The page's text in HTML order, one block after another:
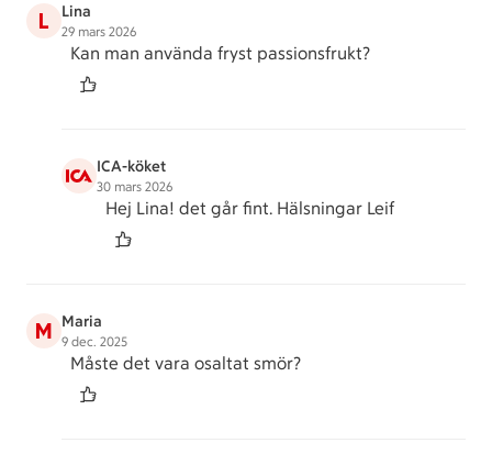
L Lina
29 mars 2026
Kan man använda fryst passionsfrukt?
ICA-köket
30 mars 2026
Hej Lina! det går fint. Hälsningar Leif
M Maria
9 dec. 2025
Måste det vara osaltat smör?